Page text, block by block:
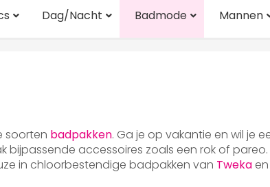
Dag/Nacht Badmode Mannen
soorten badpakken. Ga je op vakantie en wil je
accessoires zoals een rok of
in chloorbestendige badpakken van Tweka